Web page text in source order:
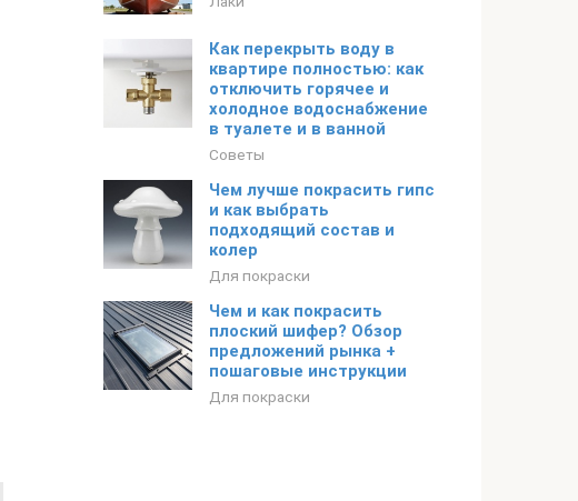
Как перекрыть воду в
квартире полностью: как
отключить горячее и
холодное водоснабжение
в туалете и в ванной
Советы
Чем лучше покрасить гипс
и как выбрать
подходящий состав и
колер
Для покраски
Чем и как покрасить
плоский шифер? Обзор
предложений рынка +
пошаговые инструкции
Для покраски